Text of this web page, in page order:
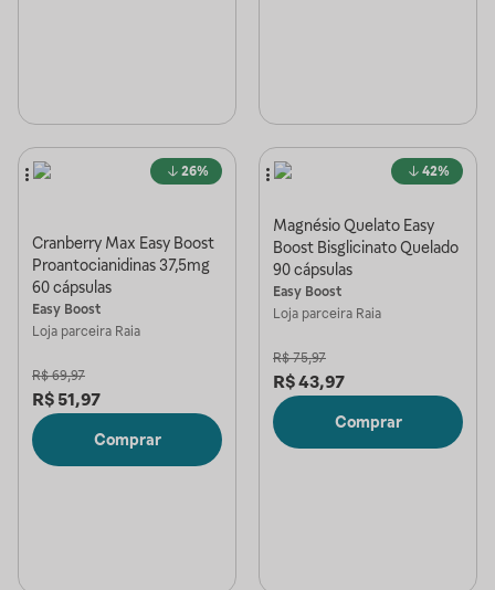
26%
Cranberry Max Easy Boost
Proantocianidinas 37,5mg
60 cápsulas
Easy Boost
Loja parceira Raia
R$ 69,97
R$ 51,97
Comprar
42%
Magnésio Quelato Easy
Boost Bisglicinato Quelado
90 cápsulas
Easy Boost
Loja parceira Raia
R$ 75,97
R$43,97
Comprar